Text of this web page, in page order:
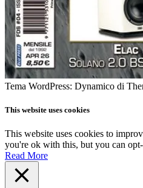
Tema WordPress: Dynamico di
This website uses cookies
This website uses cookies to
you're ok with this, but you can
Read More